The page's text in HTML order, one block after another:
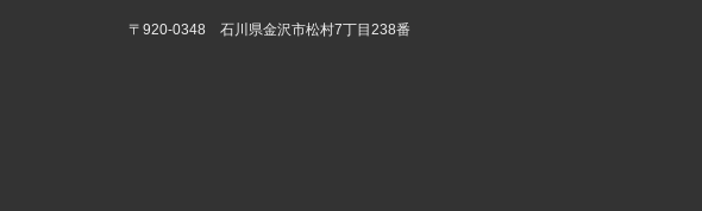
〒920-0348 石川県金沢市松村7丁目238番